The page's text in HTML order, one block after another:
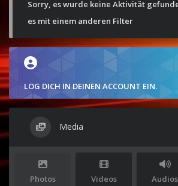
Sorry, es wurde keine Aktivität
es mit einem anderen Filter
LOG DICH IN DEINEN ACCOUNT EIN.
Media
Photos Videos Audios